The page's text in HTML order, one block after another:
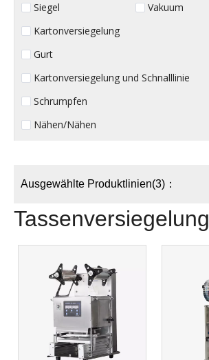
Siegel
Vakuum
Kartonversiegelung
Gurt
Kartonversiegelung und Schnalllinie
Schrumpfen
Nähen/Nähen
Ausgewählte Produktlinien(3)：
Tassenversiegelung